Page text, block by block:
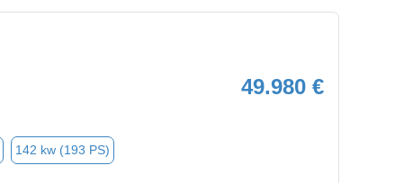
49.980 €
142 kw (193 PS)